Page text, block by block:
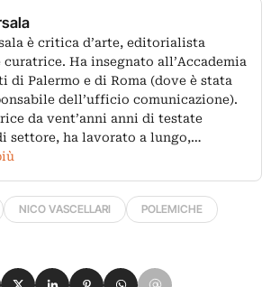
è critica d’arte, editorialista
Ha insegnato all’Accademia
di Palermo e di Roma (dove è stata
dell’ufficio comunicazione).
da vent’anni anni di testate
settore, ha lavorato a lungo,…
NICO VASCELLARI
POLEMICHE
su Facebook
Condividi su X
Condividi su LinkedIn
Condividi su Pinterest
Condividi su WhatsApp
Condividi su Email